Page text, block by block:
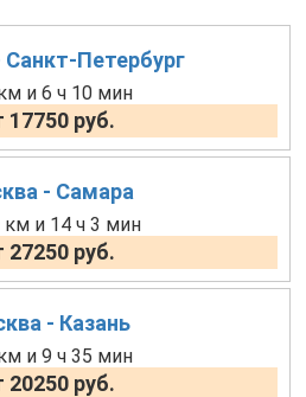
Петербург
и 6 ч 10 мин
17750 руб.
- Самара
км и 14 ч 3 мин
27250 руб.
- Казань
и 9 ч 35 мин
20250 руб.